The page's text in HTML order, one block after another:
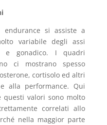
si assiste a
variabile degli assi
e gonadico. I quadri
ci mostrano spesso
cortisolo ed altri
alla performance. Qui
questi valori sono molto
correlati allo
nella maggior parte